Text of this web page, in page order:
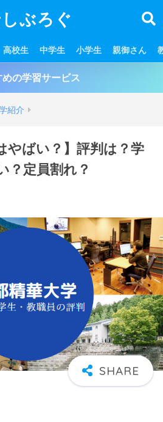
ぶろぐ
高校生 中学生 小学生 親御さん
めの学習サービス
紹介
やばい？】評判は？学
？定員割れ？